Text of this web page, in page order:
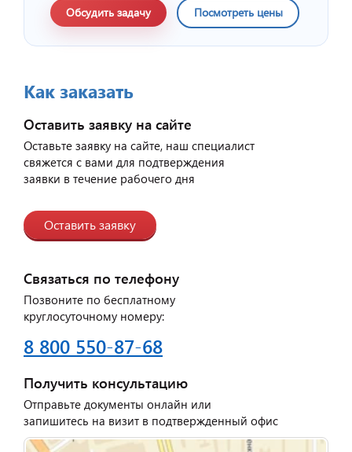
Обсудить задачу Посмотреть цены
Как заказать
Оставить заявку на сайте
Оставьте заявку на сайте, наш специалист
свяжется с вами для подтверждения
заявки в течение рабочего дня
Оставить заявку
Связаться по телефону
Позвоните по бесплатному
круглосуточному номеру:
8 800 550-87-68
Получить консультацию
Отправьте документы онлайн или
запишитесь на визит в подтвержденный офис